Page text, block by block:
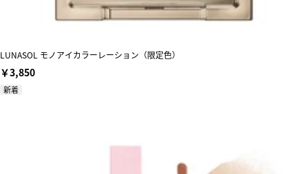
LUNASOL モノアイカラーレーション（限定色）
￥3,850
新着